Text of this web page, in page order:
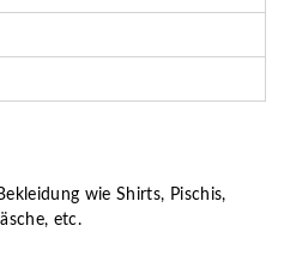
wie Shirts, Pischis,
etc.